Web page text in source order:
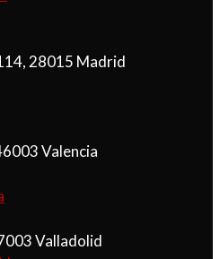
28015 Madrid
Valencia
Valladolid